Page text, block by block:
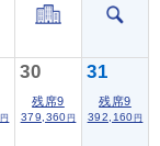
円
30
残席9
379,360 円
31
残席9
392,160 円